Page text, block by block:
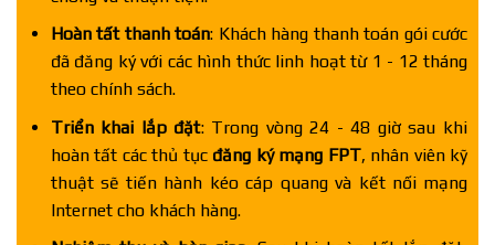
Hoàn tất thanh toán: Khách hàng thanh toán gói cước
đã đăng ký với các hình thức linh hoạt từ 1 - 12 tháng
theo chính sách.
Triển khai lắp đặt: Trong vòng 24 - 48 giờ sau khi
hoàn tất các thủ tục đăng ký mạng FPT, nhân viên kỹ
thuật sẽ tiến hành kéo cáp quang và kết nối mạng
Internet cho khách hàng.